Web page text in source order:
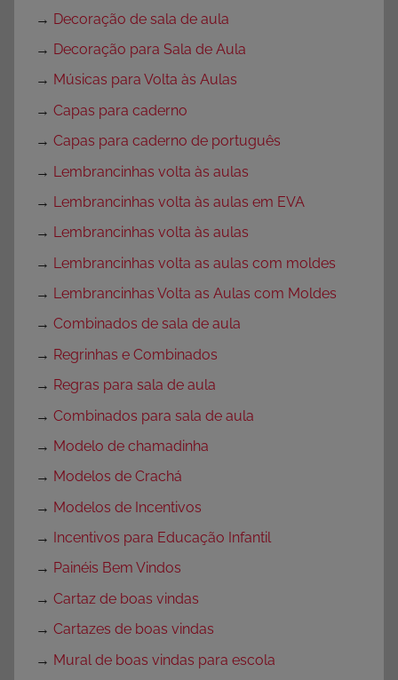
→ Decoração de sala de aula
→ Decoração para Sala de Aula
→ Músicas para Volta às Aulas
→ Capas para caderno
→ Capas para caderno de português
→ Lembrancinhas volta às aulas
→ Lembrancinhas volta às aulas em EVA
→ Lembrancinhas volta às aulas
→ Lembrancinhas volta as aulas com moldes
→ Lembrancinhas Volta as Aulas com Moldes
→ Combinados de sala de aula
→ Regrinhas e Combinados
→ Regras para sala de aula
→ Combinados para sala de aula
→ Modelo de chamadinha
→ Modelos de Crachá
→ Modelos de Incentivos
→ Incentivos para Educação Infantil
→ Painéis Bem Vindos
→ Cartaz de boas vindas
→ Cartazes de boas vindas
→ Mural de boas vindas para escola